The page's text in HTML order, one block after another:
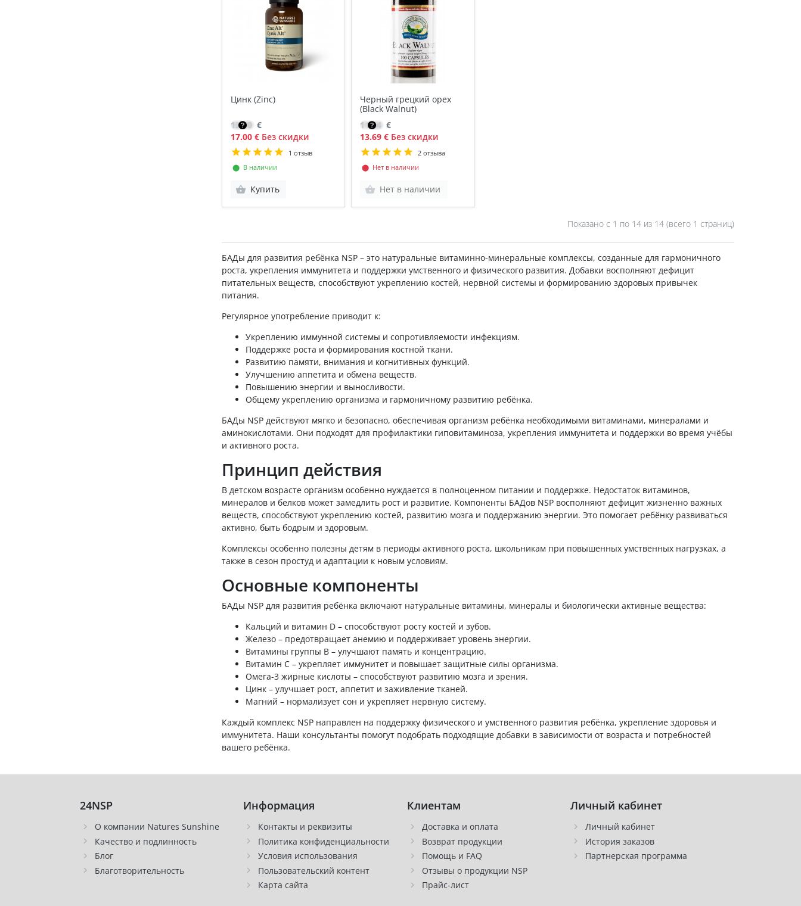
Цинк (Zinc)
12.10 €
17.00 €Без скидки
1 отзыв
⬤ В наличии
Купить
Черный грецкий орех
(Black Walnut)
11.64 €
13.69 € Без скидки
2 отзыва
⬤ Нет в наличии
Нет в наличии
Показано с 1 по 14из 14 (всего 1 страниц)
БАДы для развития ребёнка NSP – это натуральные витаминно-минеральные комплексы, созданные для гармоничного
роста, укрепления иммунитета и поддержки умственного и физического развития. Добавки восполняют дефицит
питательных веществ, способствуют укреплению костей, нервной системы и формированию здоровых привычек
питания.
Регулярное употребление приводит к:
Укреплению иммунной системы и сопротивляемости инфекциям.
Поддержке роста и формирования костной ткани.
Развитию памяти, внимания и когнитивных функций.
Улучшению аппетита и обмена веществ.
Повышению энергии и выносливости.
Общему укреплению организма и гармоничному развитию ребёнка.
БАДы NSP действуют мягко и безопасно, обеспечивая организм ребёнка необходимыми витаминами, минералами и
аминокислотами. Они подходят для профилактики гиповитаминоза, укрепления иммунитета и поддержки во время учёбы
и активного роста.
Принцип действия
В детском возрасте организм особенно нуждается в полноценном питании и поддержке. Недостаток витаминов,
минералов и белков может замедлить рост и развитие. Компоненты БАДов NSP восполняют дефицит жизненно важных
веществ, способствуют укреплению костей, развитию мозга и поддержанию энергии. Это помогает ребёнку развиваться
активно, быть бодрым и здоровым.
Комплексы особенно полезны детям в периоды активного роста, школьникам при повышенных умственных нагрузках, а
также в сезон простуд и адаптации к новым условиям.
Основные компоненты
БАДы NSP для развития ребёнка включают натуральные витамины, минералы и биологически активные вещества:
Кальций и витамин D – способствуют росту костей и зубов.
Железо – предотвращает анемию и поддерживает уровень энергии.
Витамины группы B – улучшают память и концентрацию.
Витамин C – укрепляет иммунитет и повышает защитные силы организма.
Омега-3 жирные кислоты – способствуют развитию мозга и зрения.
Цинк – улучшает рост, аппетит и заживление тканей.
Магний – нормализует сон и укрепляет нервную систему.
Каждый комплекс NSP направлен на поддержку физического и умственного развития ребёнка, укрепление здоровья и
иммунитета. Наши консультанты помогут подобрать подходящие добавки в зависимости от возраста и потребностей
вашего ребёнка.
24NSP
О компании Natures Sunshine
Качество и подлинность
Блог
Благотворительность
Информация
Контакты и реквизиты
Политика конфиденциальности
Условия использования
Пользовательский контент
Карта сайта
Клиентам
Доставка и оплата
Возврат продукции
Помощь и FAQ
Отзывы о продукции NSP
Прайс-лист
Личный кабинет
Личный кабинет
История заказов
Партнерская программа